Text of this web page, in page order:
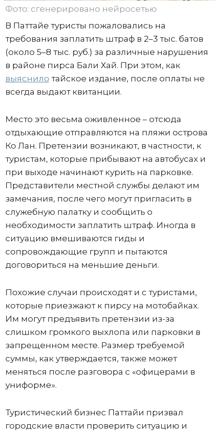
Фото: сгенерировано нейросетью
В Паттайе туристы пожаловались на
требования заплатить штраф в 2–3 тыс. батов
(около 5–8 тыс. руб.) за различные нарушения
в районе пирса Бали Хай. При этом, как
выяснило тайское издание, после оплаты не
всегда выдают квитанции.
Место это весьма оживленное – отсюда
отдыхающие отправляются на пляжи острова
Ко Лан. Претензии возникают, в частности, к
туристам, которые прибывают на автобусах и
при выходе начинают курить на парковке.
Представители местной службы делают им
замечания, после чего могут пригласить в
служебную палатку и сообщить о
необходимости заплатить штраф. Иногда в
ситуацию вмешиваются гиды и
сопровождающие групп и пытаются
договориться на меньшие деньги.
Похожие случаи происходят и с туристами,
которые приезжают к пирсу на мотобайках.
Им могут предъявить претензии из-за
слишком громкого выхлопа или парковки в
запрещенном месте. Размер требуемой
суммы, как утверждается, также может
меняться после разговора с «офицерами в
униформе».
Туристический бизнес Паттайи призвал
городские власти проверить ситуацию и